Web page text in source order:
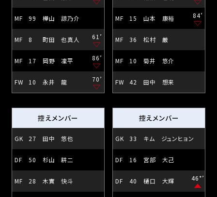
MF 99 樺山 諒乃介
MF 8 町田 也真人 61’
MF 17 岡野 凜平 86’
FW 10 永井 龍 70’
控えメンバー
GK 27 田中 悠也
DF 50 杉山 耕二
MF 28 木實 快斗
MF 15 山本 康裕 84’
MF 36 松村 厳
MF 10 菊井 悠介
FW 42 田中 想来
控えメンバー
GK 33 キム ジュンヒョン
DF 16 宮部 大己
DF 40 樋口 大輝 46*’